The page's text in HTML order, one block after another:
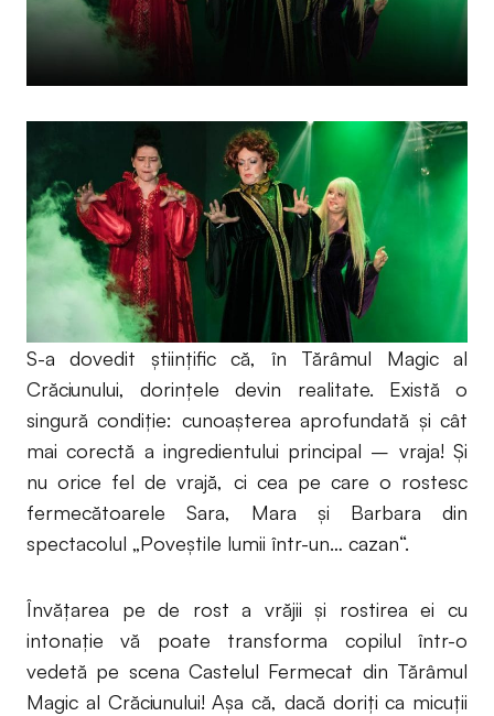
S-a dovedit ştiinţific că, în Tărâmul Magic al
Crăciunului, dorinţele devin realitate. Există o
singură condiţie: cunoaşterea aprofundată şi cât
mai corectă a ingredientului principal – vraja! Şi
nu orice fel de vrajă, ci cea pe care o rostesc
fermecătoarele Sara, Mara şi Barbara din
spectacolul „Poveştile lumii într-un… cazan“.
Învăţarea pe de rost a vrăjii şi rostirea ei cu
intonaţie vă poate transforma copilul într-o
vedetă pe scena Castelul Fermecat din Tărâmul
Magic al Crăciunului! Aşa că, dacă doriţi ca micuţii